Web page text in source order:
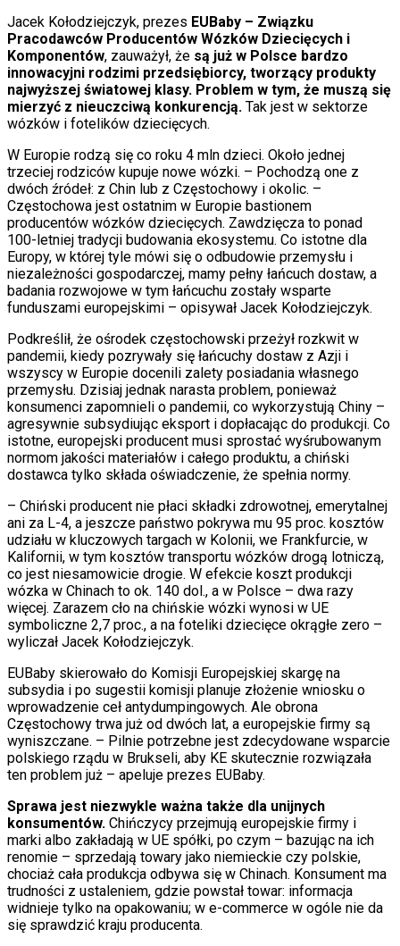
Jacek Kołodziejczyk, prezes EUBaby – Związku
Pracodawców Producentów Wózków Dziecięcych i
Komponentów, zauważył, że są już w Polsce bardzo
innowacyjni rodzimi przedsiębiorcy, tworzący produkty
najwyższej światowej klasy. Problem w tym, że muszą się
mierzyć z nieuczciwą konkurencją. Tak jest w sektorze
wózków i fotelików dziecięcych.
W Europie rodzą się co roku 4 mln dzieci. Około jednej
trzeciej rodziców kupuje nowe wózki. – Pochodzą one z
dwóch źródeł: z Chin lub z Częstochowy i okolic. –
Częstochowa jest ostatnim w Europie bastionem
producentów wózków dziecięcych. Zawdzięcza to ponad
100-letniej tradycji budowania ekosystemu. Co istotne dla
Europy, w której tyle mówi się o odbudowie przemysłu i
niezależności gospodarczej, mamy pełny łańcuch dostaw, a
badania rozwojowe w tym łańcuchu zostały wsparte
funduszami europejskimi – opisywał Jacek Kołodziejczyk.
Podkreślił, że ośrodek częstochowski przeżył rozkwit w
pandemii, kiedy pozrywały się łańcuchy dostaw z Azji i
wszyscy w Europie docenili zalety posiadania własnego
przemysłu. Dzisiaj jednak narasta problem, ponieważ
konsumenci zapomnieli o pandemii, co wykorzystują Chiny –
agresywnie subsydiując eksport i dopłacając do produkcji. Co
istotne, europejski producent musi sprostać wyśrubowanym
normom jakości materiałów i całego produktu, a chiński
dostawca tylko składa oświadczenie, że spełnia normy.
– Chiński producent nie płaci składki zdrowotnej, emerytalnej
ani za L-4, a jeszcze państwo pokrywa mu 95 proc. kosztów
udziału w kluczowych targach w Kolonii, we Frankfurcie, w
Kalifornii, w tym kosztów transportu wózków drogą lotniczą,
co jest niesamowicie drogie. W efekcie koszt produkcji
wózka w Chinach to ok. 140 dol., a w Polsce – dwa razy
więcej. Zarazem cło na chińskie wózki wynosi w UE
symboliczne 2,7 proc., a na foteliki dziecięce okrągłe zero –
wyliczał Jacek Kołodziejczyk.
EUBaby skierowało do Komisji Europejskiej skargę na
subsydia i po sugestii komisji planuje złożenie wniosku o
wprowadzenie ceł antydumpingowych. Ale obrona
Częstochowy trwa już od dwóch lat, a europejskie firmy są
wyniszczane. – Pilnie potrzebne jest zdecydowane wsparcie
polskiego rządu w Brukseli, aby KE skutecznie rozwiązała
ten problem już – apeluje prezes EUBaby.
Sprawa jest niezwykle ważna także dla unijnych
konsumentów. Chińczycy przejmują europejskie firmy i
marki albo zakładają w UE spółki, po czym – bazując na ich
renomie – sprzedają towary jako niemieckie czy polskie,
chociaż cała produkcja odbywa się w Chinach. Konsument ma
trudności z ustaleniem, gdzie powstał towar: informacja
widnieje tylko na opakowaniu; w e-commerce w ogóle nie da
się sprawdzić kraju producenta.